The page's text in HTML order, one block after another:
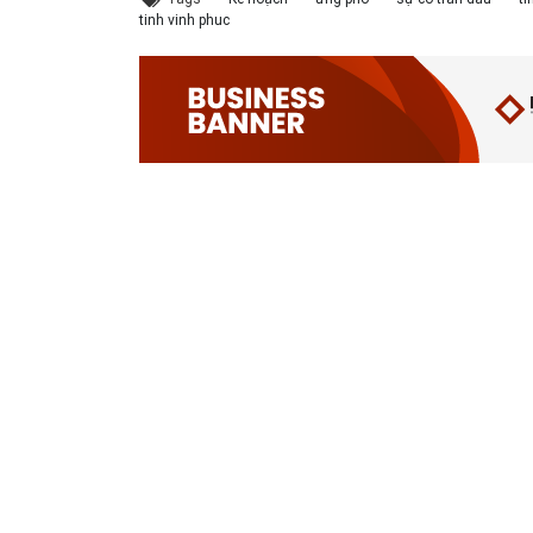
tinh vinh phuc